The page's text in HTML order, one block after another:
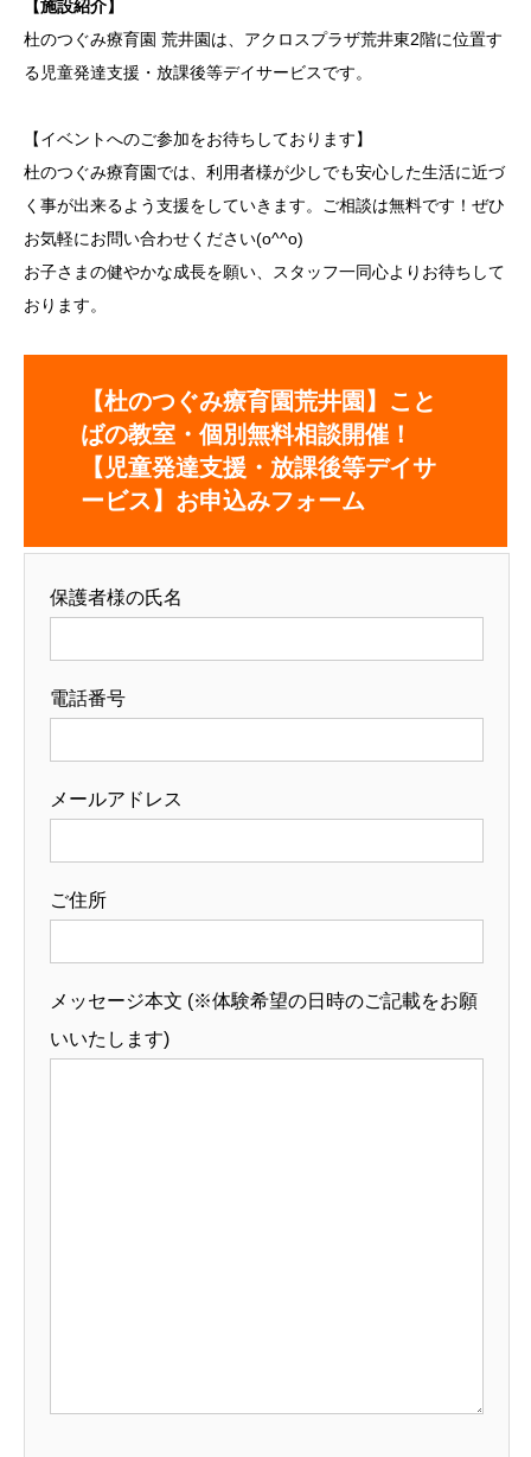
【施設紹介】
杜のつぐみ療育園 荒井園は、アクロスプラザ荒井東2階に位置す
る児童発達支援・放課後等デイサービスです。
【イベントへのご参加をお待ちしております】
杜のつぐみ療育園では、利用者様が少しでも安心した生活に近づ
く事が出来るよう支援をしていきます。ご相談は無料です！ぜひ
お気軽にお問い合わせください(o^^o)
お子さまの健やかな成長を願い、スタッフ一同心よりお待ちして
おります。
【杜のつぐみ療育園荒井園】こと
ばの教室・個別無料相談開催！
【児童発達支援・放課後等デイサ
ービス】お申込みフォーム
保護者様の氏名
電話番号
メールアドレス
ご住所
メッセージ本文 (※体験希望の日時のご記載をお願
いいたします)